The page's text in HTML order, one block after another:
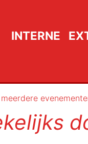
INTERNE